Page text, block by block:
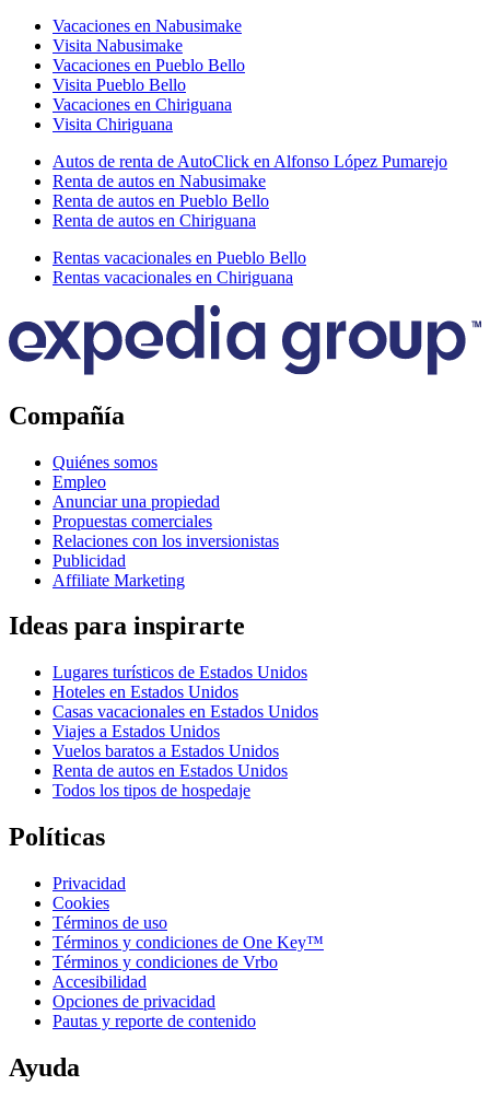
Vacaciones en Nabusimake
Visita Nabusimake
Vacaciones en Pueblo Bello
Visita Pueblo Bello
Vacaciones en Chiriguana
Visita Chiriguana
Autos de renta de AutoClick en Alfonso López Pumarejo
Renta de autos en Nabusimake
Renta de autos en Pueblo Bello
Renta de autos en Chiriguana
Rentas vacacionales en Pueblo Bello
Rentas vacacionales en Chiriguana
Compañía
Quiénes somos
Empleo
Anunciar una propiedad
Propuestas comerciales
Relaciones con los inversionistas
Publicidad
Affiliate Marketing
Ideas para inspirarte
Lugares turísticos de Estados Unidos
Hoteles en Estados Unidos
Casas vacacionales en Estados Unidos
Viajes a Estados Unidos
Vuelos baratos a Estados Unidos
Renta de autos en Estados Unidos
Todos los tipos de hospedaje
Políticas
Privacidad
Cookies
Términos de uso
Términos y condiciones de One Key™
Términos y condiciones de Vrbo
Accesibilidad
Opciones de privacidad
Pautas y reporte de contenido
Ayuda